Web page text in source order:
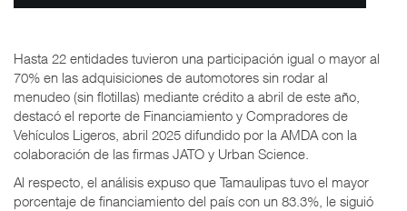
Hasta 22 entidades tuvieron una participación igual o mayor al
70% en las adquisiciones de automotores sin rodar al
menudeo (sin flotillas) mediante crédito a abril de este año,
destacó el reporte de Financiamiento y Compradores de
Vehículos Ligeros, abril 2025 difundido por la AMDA con la
colaboración de las firmas JATO y Urban Science.
Al respecto, el análisis expuso que Tamaulipas tuvo el mayor
porcentaje de financiamiento del país con un 83.3%, le siguió